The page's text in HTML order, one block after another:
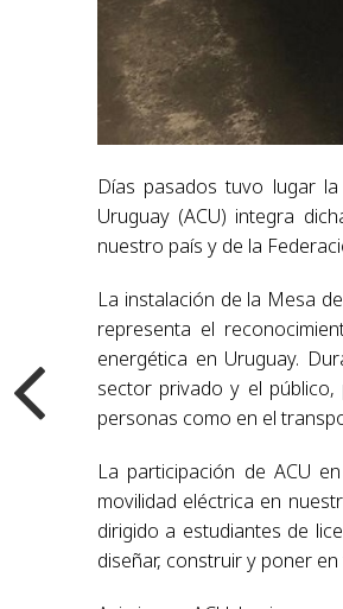
Días pasados tuvo lugar
Uruguay (ACU) integra
nuestro país y de la
La instalación de la Mesa
representa el
energética en Uruguay.
sector privado y el
personas como en el
La participación de ACU
movilidad eléctrica en
dirigido a estudiantes de
diseñar, construir y poner